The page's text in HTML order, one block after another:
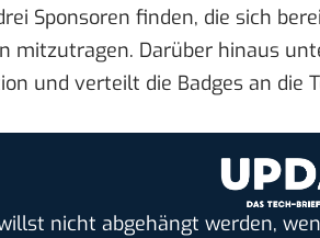
Sponsoren finden, die sich
mitzutragen. Darüber hinaus
und verteilt die Badges an die
nicht abgehängt werden,